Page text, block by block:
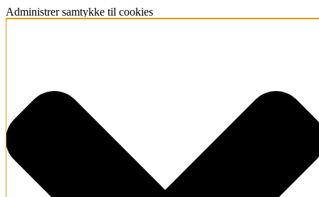
Administrer samtykke til cookies